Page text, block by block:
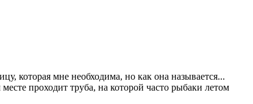
которая мне необходима, но как она называется...
проходит труба, на которой часто рыбаки летом